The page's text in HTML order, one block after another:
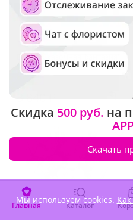
5(76)
Букет "Сказочная фантазия"
В наличии
Главная Каталог
Скидка 500 руб. на
Скачать
Мы используем cookies.